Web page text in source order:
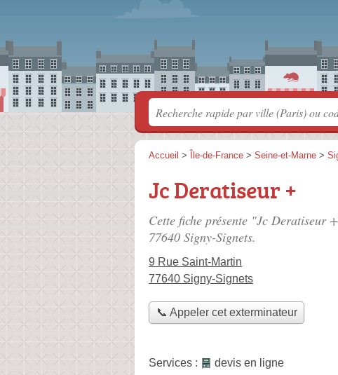
Accueil > Île-de-France > Seine-et-Marne >
Jc Deratiseur +
Cette fiche présente "Jc Deratiseur
77640 Signy-Signets.
9 Rue Saint-Martin
77640 Signy-Signets
📞 Appeler cet exterminateur
Services :
devis en ligne